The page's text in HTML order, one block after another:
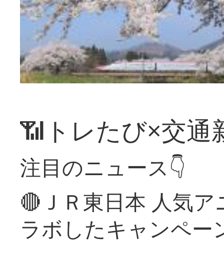
📶トレたび×交通
注目のニュース👇
🔴ＪＲ東日本 人気
ラボしたキャンペー